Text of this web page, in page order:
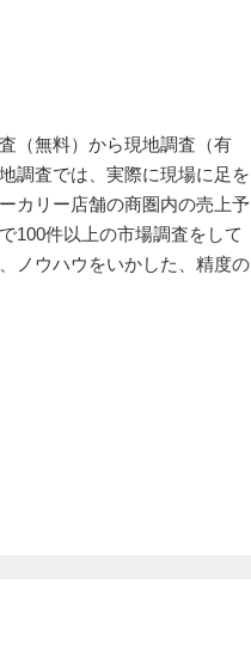
（無料）から現地調査（有
調査では、実際に現場に足を
カリー店舗の商圏内の売上予
100件以上の市場調査をして
ノウハウをいかした、精度の